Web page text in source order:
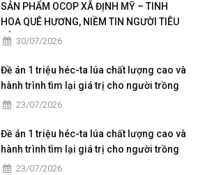
SẢN PHẨM OCOP XÃ ĐỊNH MỸ – TINH
HOA QUÊ HƯƠNG, NIỀM TIN NGƯỜI TIÊU
DÙNG30/07/2026
Đề án 1 triệu héc-ta lúa chất lượng cao và
hành trình tìm lại giá trị cho người trồng
lúa 23/07/2026
Đề án 1 triệu héc-ta lúa chất lượng cao và
hành trình tìm lại giá trị cho người trồng
lúa 23/07/2026